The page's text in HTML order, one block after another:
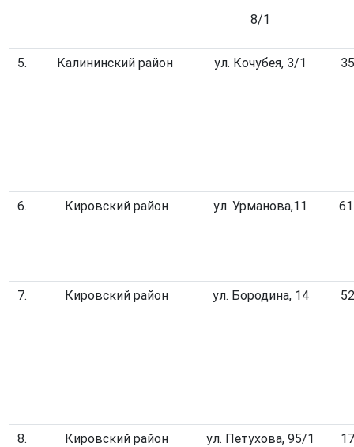
8/1
5. Калининский район ул. Кочубея, 3/1
6. Кировский район ул. Урманова,11
7. Кировский район ул. Бородина, 14
8. Кировский район ул. Петухова, 95/1